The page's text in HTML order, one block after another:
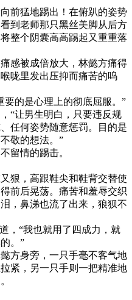
前猛地踢出！在俯趴的姿势
到老师那只黑丝美脚从后方
整个阴囊高高踢起又重重落
感被成倍放大，林懿方痛得
咙里发出压抑而痛苦的呜
要的是心理上的彻底屈服。”
“让男生明白，只要违反规
任何姿势随意惩罚。目的是
敬的想法。”
留情的踢击。
狠，高跟鞋尖和鞋背交替使
前后晃荡。痛苦和羞辱交织
，鼻涕也流了出来，狼狈不
，“我也就用了四成力，就
。”
方身旁，一只手毫不客气地
紧，另一只手则一把精准地